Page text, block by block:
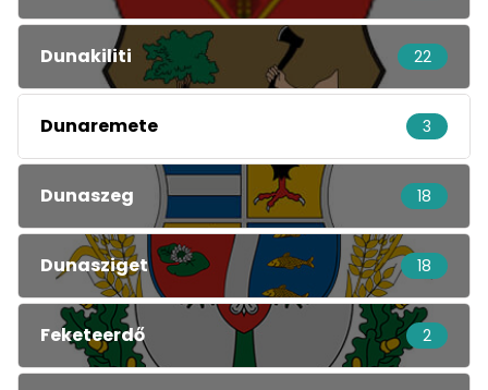
Dunakiliti 22
Dunaremete 3
Dunaszeg 18
Dunasziget 18
Feketeerdő 2